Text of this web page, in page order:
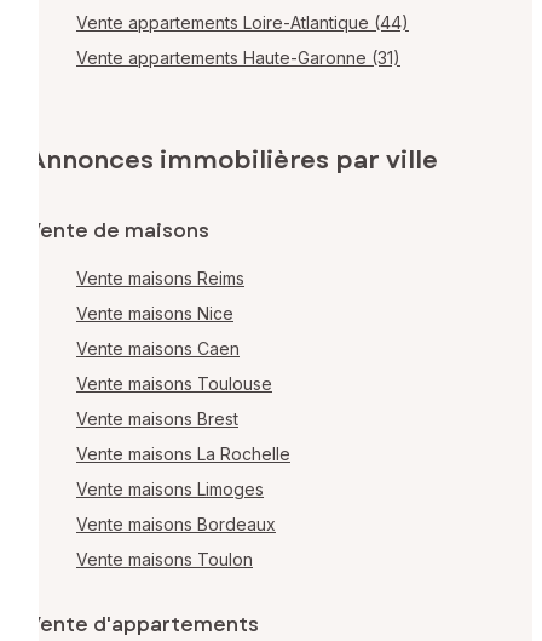
Vente appartements Loire-Atlantique (44)
Vente appartements Haute-Garonne (31)
Annonces immobilières par ville
Vente de maisons
Vente maisons Reims
Vente maisons Nice
Vente maisons Caen
Vente maisons Toulouse
Vente maisons Brest
Vente maisons La Rochelle
Vente maisons Limoges
Vente maisons Bordeaux
Vente maisons Toulon
Vente d'appartements